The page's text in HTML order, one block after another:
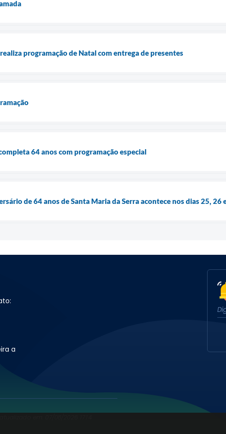
programação de Natal com entrega de presentes
64 anos com programação especial
de 64 anos de Santa Maria da Serra acontece nos dias 25, 26
a